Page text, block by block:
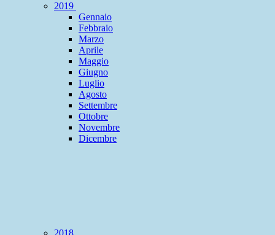
2019
Gennaio
Febbraio
Marzo
Aprile
Maggio
Giugno
Luglio
Agosto
Settembre
Ottobre
Novembre
Dicembre